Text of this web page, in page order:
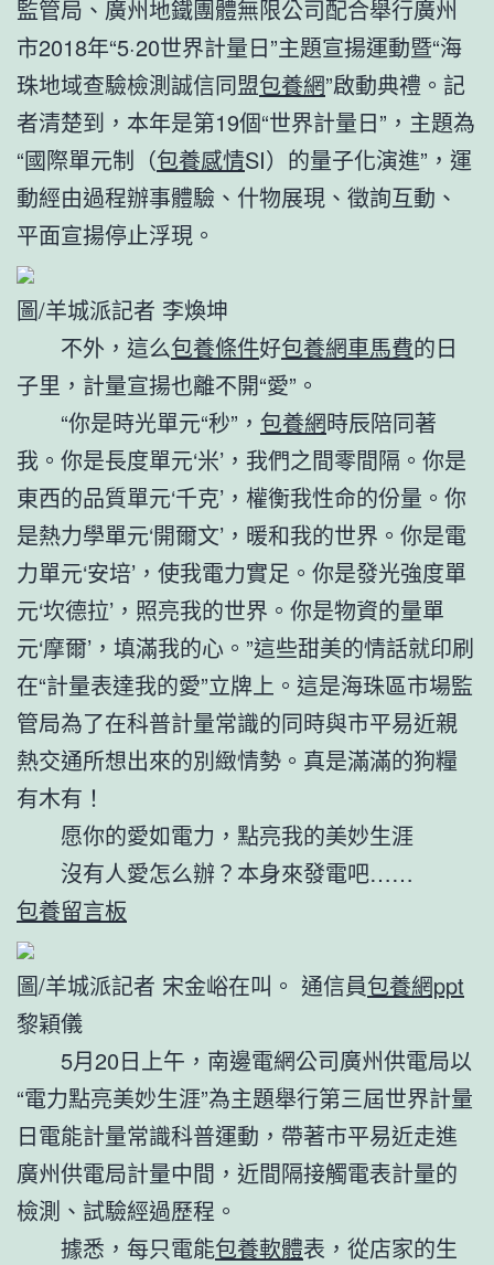
監管局、廣州地鐵團體無限公司配合舉行廣州
市2018年“5·20世界計量日”主題宣揚運動暨“海
珠地域查驗檢測誠信同盟包養網”啟動典禮。記
者清楚到，本年是第19個“世界計量日”，主題為
“國際單元制（包養感情SI）的量子化演進”，運
動經由過程辦事體驗、什物展現、徵詢互動、
平面宣揚停止浮現。
圖/羊城派記者 李煥坤
不外，這么包養條件好包養網車馬費的日
子里，計量宣揚也離不開“愛”。
“你是時光單元“秒”， 包養網時辰陪同著
我。你是長度單元‘米’，我們之間零間隔。你是
東西的品質單元‘千克’，權衡我性命的份量。你
是熱力學單元‘開爾文’，暖和我的世界。你是電
力單元‘安培’，使我電力實足。你是發光強度單
元‘坎德拉’，照亮我的世界。你是物資的量單
元‘摩爾’，填滿我的心。”這些甜美的情話就印刷
在“計量表達我的愛”立牌上。這是海珠區市場監
管局為了在科普計量常識的同時與市平易近親
熱交通所想出來的別緻情勢。真是滿滿的狗糧
有木有！
愿你的愛如電力，點亮我的美妙生涯
沒有人愛怎么辦？本身來發電吧……
包養留言板
圖/羊城派記者 宋金峪在叫。 通信員包養網ppt
黎穎儀
5月20日上午，南邊電網公司廣州供電局以
“電力點亮美妙生涯”為主題舉行第三屆世界計量
日電能計量常識科普運動，帶著市平易近走進
廣州供電局計量中間，近間隔接觸電表計量的
檢測、試驗經過歷程。
據悉，每只電能包養軟體表，從店家的生